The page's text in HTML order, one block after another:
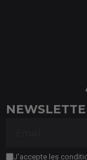
J'accepte les